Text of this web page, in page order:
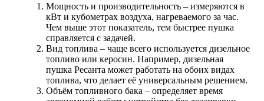
Мощность и производительность – измеряются в
кВт и кубометрах воздуха, нагреваемого за час.
Чем выше этот показатель, тем быстрее пушка
справляется с задачей.
Вид топлива – чаще всего используется дизельное
топливо или керосин. Например, дизельная
пушка Ресанта может работать на обоих видах
топлива, что делает её универсальным решением.
Объём топливного бака – определяет время